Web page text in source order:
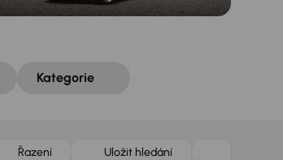
Kategorie
Řazení Uložit hledání
Možnost odpočtu DPH